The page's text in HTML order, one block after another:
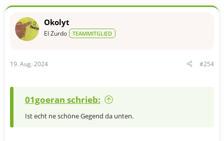
k
o
:
Okolyt
El Zurdo TEAMMITGLIED
19. Aug. 2024 #254
01goeran schrieb:
Ist echt ne schöne Gegend da unten.